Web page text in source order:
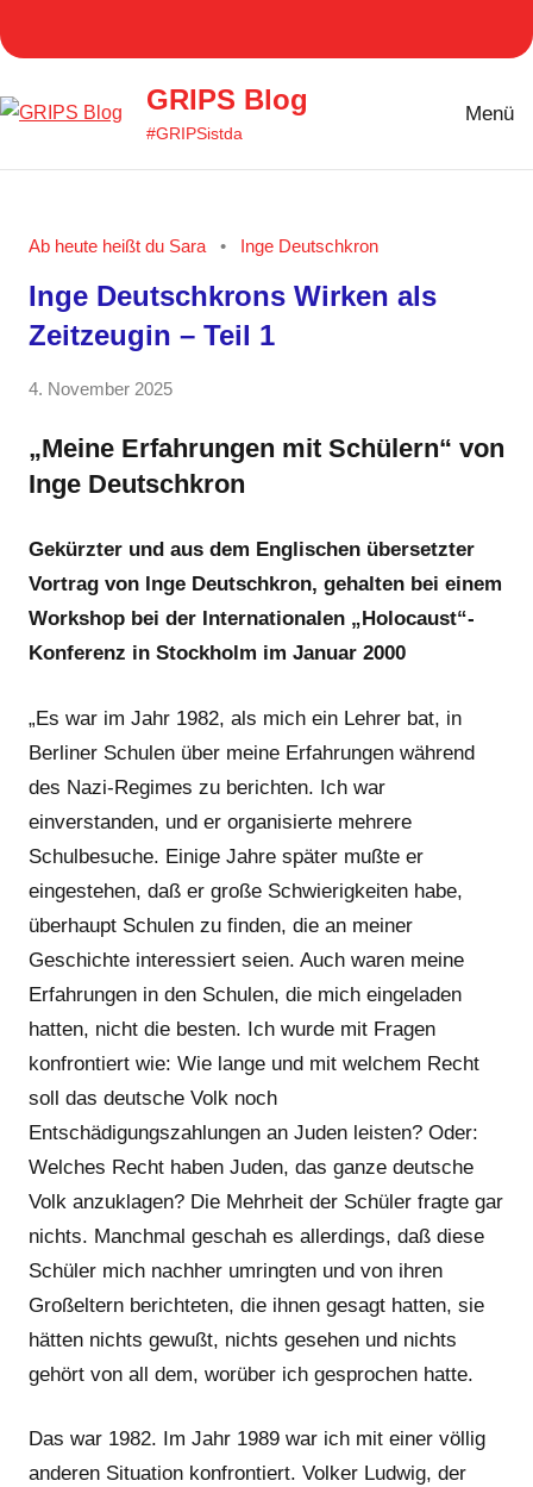
Inhalt
GRIPS
GRIPS Blog
#GRIPSistda
Menü
Ab heute heißt du Sara Inge Deutschkron
Inge Deutschkrons Wirken als
Zeitzeugin – Teil 1
von
Kraus
4. November 2025
„Meine Erfahrungen mit Schülern“ von
Inge Deutschkron
Gekürzter und aus dem Englischen übersetzter
Vortrag von Inge Deutschkron, gehalten bei einem
Workshop bei der Internationalen „Holocaust“-
Konferenz in Stockholm im Januar 2000
„Es war im Jahr 1982, als mich ein Lehrer bat, in
Berliner Schulen über meine Erfahrungen während
des Nazi-Regimes zu berichten. Ich war
einverstanden, und er organisierte mehrere
Schulbesuche. Einige Jahre später mußte er
eingestehen, daß er große Schwierigkeiten habe,
überhaupt Schulen zu finden, die an meiner
Geschichte interessiert seien. Auch waren meine
Erfahrungen in den Schulen, die mich eingeladen
hatten, nicht die besten. Ich wurde mit Fragen
konfrontiert wie: Wie lange und mit welchem Recht
soll das deutsche Volk noch
Entschädigungszahlungen an Juden leisten? Oder:
Welches Recht haben Juden, das ganze deutsche
Volk anzuklagen? Die Mehrheit der Schüler fragte gar
nichts. Manchmal geschah es allerdings, daß diese
Schüler mich nachher umringten und von ihren
Großeltern berichteten, die ihnen gesagt hatten, sie
hätten nichts gewußt, nichts gesehen und nichts
gehört von all dem, worüber ich gesprochen hatte.
Das war 1982. Im Jahr 1989 war ich mit einer völlig
anderen Situation konfrontiert. Volker Ludwig, der